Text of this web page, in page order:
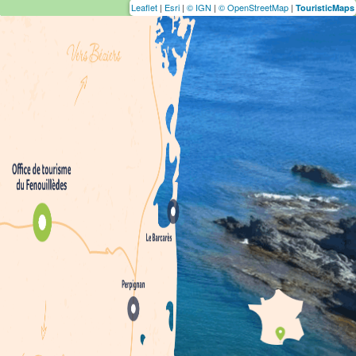
Leaflet | Esri | © IGN | © OpenStreetMap | TouristicMaps